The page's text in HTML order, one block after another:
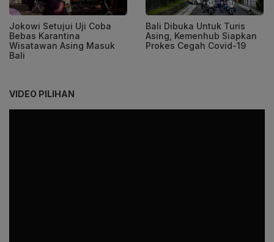
Jokowi Setujui Uji Coba
Bebas Karantina
Wisatawan Asing Masuk
Bali
Bali Dibuka Untuk Turis
Asing, Kemenhub Siapkan
Prokes Cegah Covid-19
VIDEO PILIHAN